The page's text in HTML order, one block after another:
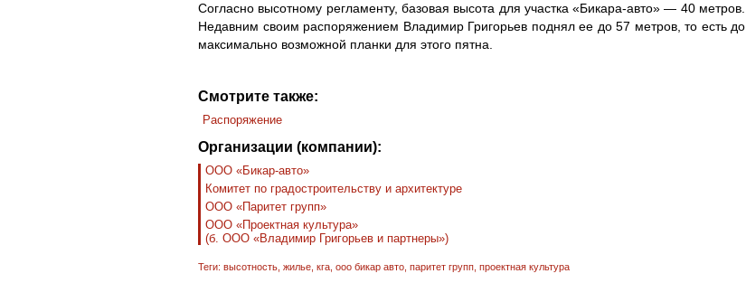
Согласно высотному регламенту, базовая высота для участка «Бикара-авто» — 40 метров.
Недавним своим распоряжением Владимир Григорьев поднял ее до 57 метров, то есть до
максимально возможной планки для этого пятна.
Смотрите также:
Распоряжение
Организации (компании):
ООО «Бикар-авто»
Комитет по градостроительству и архитектуре
ООО «Паритет групп»
ООО «Проектная культура»
(б. ООО «Владимир Григорьев и партнеры»)
Теги: высотность жилье кга ооо бикар авто паритет групп проектная культура